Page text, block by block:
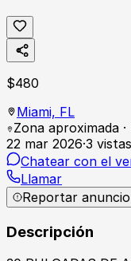
$480
Miami, FL
Zona aproximada
22 mar 2026·3 vistas
Chatear con el
Llamar
Reportar anuncio
Descripción